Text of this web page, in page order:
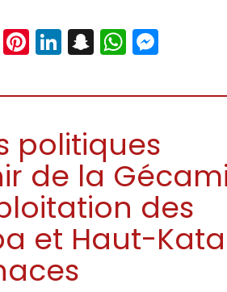
instagram
Pinterest
LinkedIn
Snapchat
WhatsApp
politiques
de la
des
et Haut-